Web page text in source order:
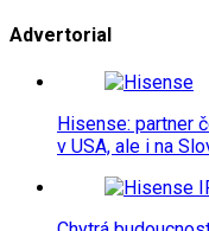
Advertorial
Hisense: partner
v USA, ale i na